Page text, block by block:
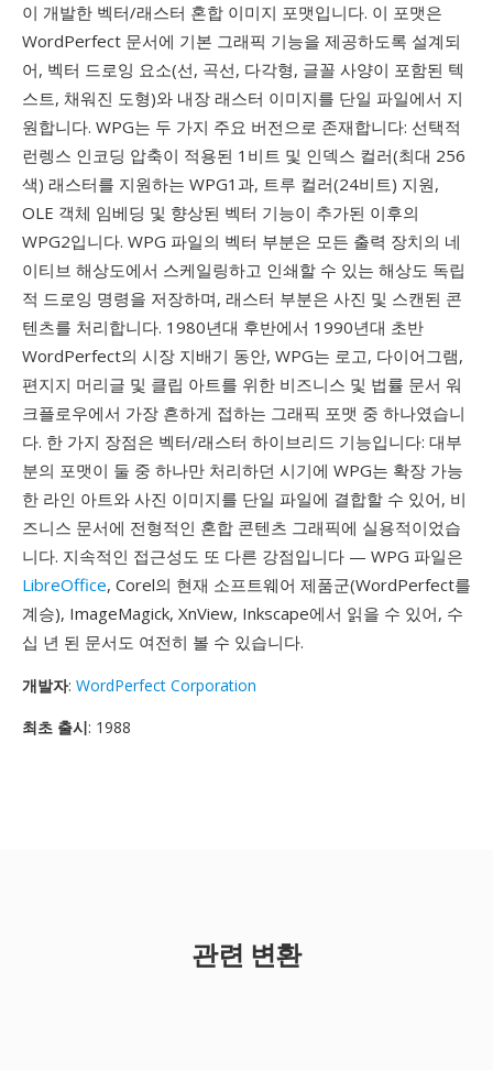
이 개발한 벡터/래스터 혼합 이미지 포맷입니다. 이 포맷은
WordPerfect 문서에 기본 그래픽 기능을 제공하도록 설계되
어, 벡터 드로잉 요소(선, 곡선, 다각형, 글꼴 사양이 포함된 텍
스트, 채워진 도형)와 내장 래스터 이미지를 단일 파일에서 지
원합니다. WPG는 두 가지 주요 버전으로 존재합니다: 선택적
런렝스 인코딩 압축이 적용된 1비트 및 인덱스 컬러(최대 256
색) 래스터를 지원하는 WPG1과, 트루 컬러(24비트) 지원,
OLE 객체 임베딩 및 향상된 벡터 기능이 추가된 이후의
WPG2입니다. WPG 파일의 벡터 부분은 모든 출력 장치의 네
이티브 해상도에서 스케일링하고 인쇄할 수 있는 해상도 독립
적 드로잉 명령을 저장하며, 래스터 부분은 사진 및 스캔된 콘
텐츠를 처리합니다. 1980년대 후반에서 1990년대 초반
WordPerfect의 시장 지배기 동안, WPG는 로고, 다이어그램,
편지지 머리글 및 클립 아트를 위한 비즈니스 및 법률 문서 워
크플로우에서 가장 흔하게 접하는 그래픽 포맷 중 하나였습니
다. 한 가지 장점은 벡터/래스터 하이브리드 기능입니다: 대부
분의 포맷이 둘 중 하나만 처리하던 시기에 WPG는 확장 가능
한 라인 아트와 사진 이미지를 단일 파일에 결합할 수 있어, 비
즈니스 문서에 전형적인 혼합 콘텐츠 그래픽에 실용적이었습
니다. 지속적인 접근성도 또 다른 강점입니다 — WPG 파일은
LibreOffice, Corel의 현재 소프트웨어 제품군(WordPerfect를
계승), ImageMagick, XnView, Inkscape에서 읽을 수 있어, 수
십 년 된 문서도 여전히 볼 수 있습니다.
개발자: WordPerfect Corporation
최초 출시: 1988
관련 변환